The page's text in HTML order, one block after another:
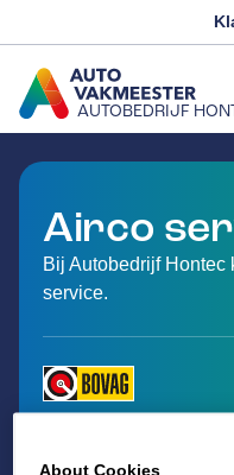
About Cookies
AUTOBEDRIJF
GA NAAR DE
Airco
Bij Autobedrijf Hontec
service.